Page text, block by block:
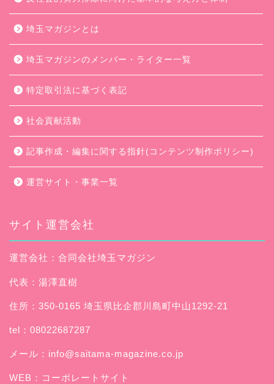
埼玉マガジンとは
埼玉マガジンのメンバー・ライター一覧
特定取引法に基づく表記
社会貢献活動
記事作成・編集に関する指針(コンテンツ制作ポリシー)
運営サイト・事業一覧
サイト運営会社
運営会社：合同会社埼玉マガジン
代表：湯澤直樹
住所：350-0165 埼玉県比企郡川島町中山1292-21
tel：08022687287
メール： info@saitama-magazine.co.jp
WEB： コーポレートサイト